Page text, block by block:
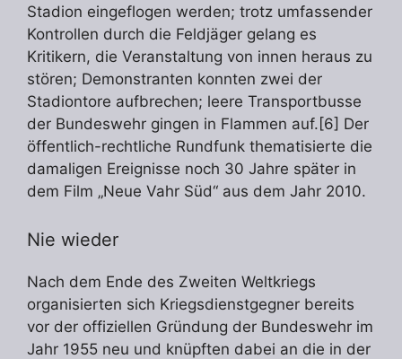
Stadion eingeflogen werden; trotz umfassender
Kontrollen durch die Feldjäger gelang es
Kritikern, die Veranstaltung von innen heraus zu
stören; Demonstranten konnten zwei der
Stadiontore aufbrechen; leere Transportbusse
der Bundeswehr gingen in Flammen auf.[6] Der
öffentlich-rechtliche Rundfunk thematisierte die
damaligen Ereignisse noch 30 Jahre später in
dem Film „Neue Vahr Süd“ aus dem Jahr 2010.
Nie wieder
Nach dem Ende des Zweiten Weltkriegs
organisierten sich Kriegsdienstgegner bereits
vor der offiziellen Gründung der Bundeswehr im
Jahr 1955 neu und knüpften dabei an die in der